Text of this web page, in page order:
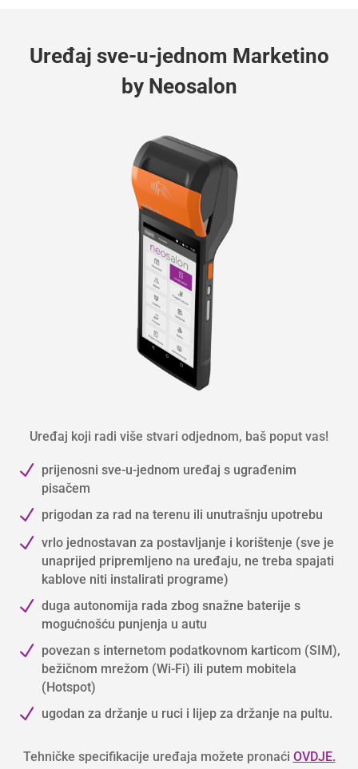
Uređaj sve-u-jednom Marketino
by Neosalon
Uređaj koji radi više stvari odjednom, baš poput vas!
N prijenosni sve-u-jednom uređaj s ugrađenim
pisačem
N prigodan za rad na terenu ili unutrašnju upotrebu
N vrlo jednostavan za postavljanje i korištenje (sve je
unaprijed pripremljeno na uređaju, ne treba spajati
kablove niti instalirati programe)
N duga autonomija rada zbog snažne baterije s
mogućnošću punjenja u autu
N povezan s internetom podatkovnom karticom (SIM),
bežičnom mrežom (Wi-Fi) ili putem mobitela
(Hotspot)
N ugodan za držanje u ruci i lijep za držanje na pultu.
Tehničke specifikacije uređaja možete pronaći OVDJE.